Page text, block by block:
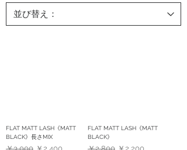
FLAT MATT LASH《MATT
BLACK》長さMIX
通常価格 セール価格
FLAT MATT LASH《MATT
BLACK》
通常価格 セール価格